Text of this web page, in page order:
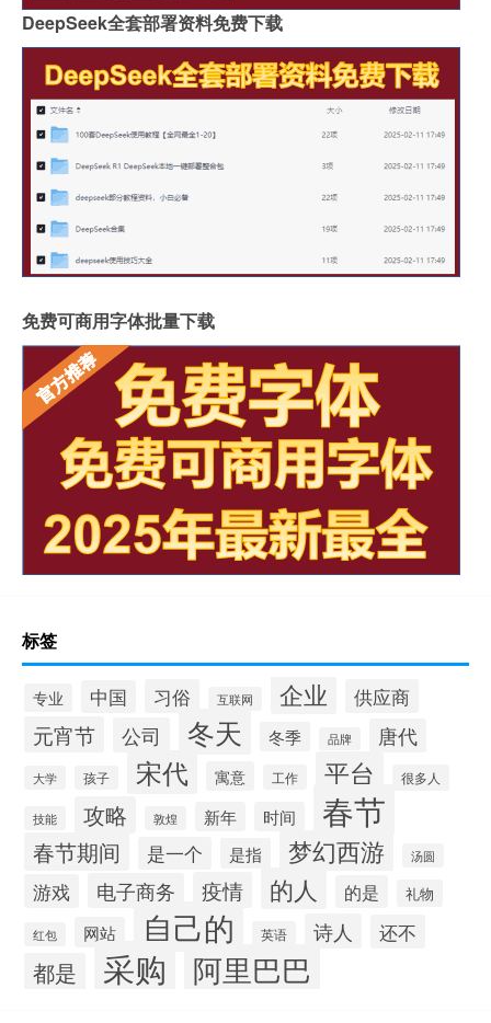
DeepSeek全套部署资料免费下载
免费可商用字体批量下载
标签
专业 中国 习俗 互联网 企业 供应商
元宵节 公司 冬天 冬季 品牌 唐代
大学 孩子 宋代 寓意 工作 平台 很多人
技能 攻略 敦煌 新年 时间 春节
春节期间 是一个 是指 梦幻西游 汤圆
游戏 电子商务 疫情 的人 的是 礼物
红包 网站 自己的 英语 诗人 还不
都是 采购 阿里巴巴